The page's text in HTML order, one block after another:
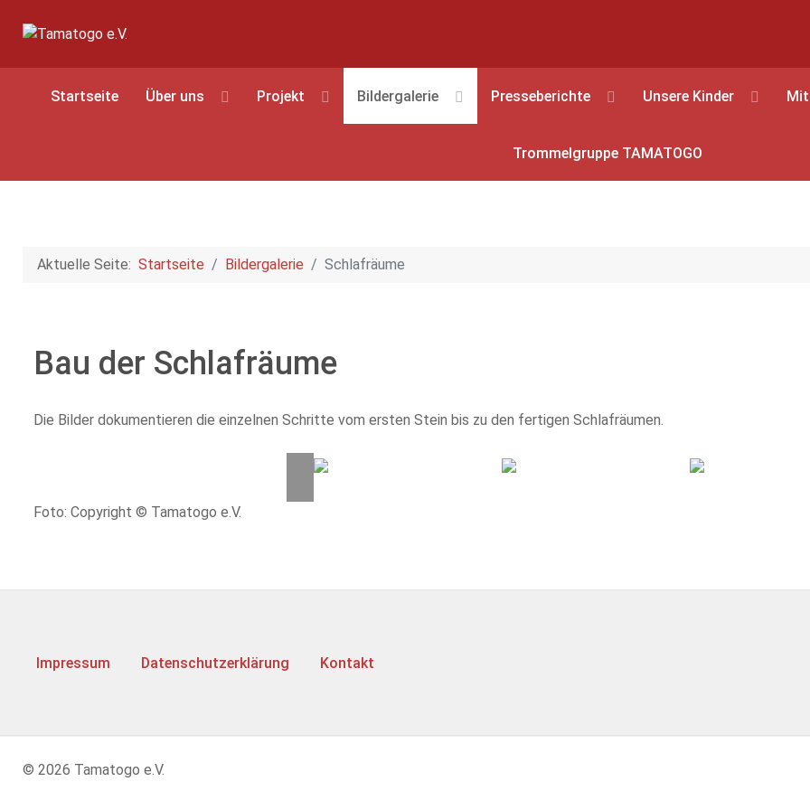
Startseite Über uns Projekt Bildergalerie Presseberichte Unsere Kinder
Trommelgruppe TAMATOGO
Aktuelle Seite: Startseite Bildergalerie Schlafräume
Bau der Schlafräume
Die Bilder dokumentieren die einzelnen Schritte vom ersten Stein bis zu den fertigen Schlafräumen.
Foto: Copyright © Tamatogo e.V.
Impressum Datenschutzerklärung Kontakt
© 2026 Tamatogo e.V.